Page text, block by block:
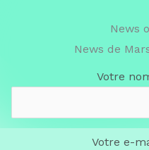
News
News de
Votre
Votre e-